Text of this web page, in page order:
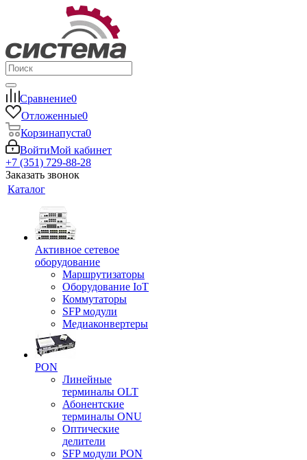
Сравнение0
Отложенные0
Корзинапуста0
ВойтиМой кабинет
+7 (351) 729-88-28
Заказать звонок
Каталог
Активное сетевое
оборудование
Маршрутизаторы
Оборудование IoT
Коммутаторы
SFP модули
Медиаконвертеры
PON
Линейные
терминалы OLT
Абонентские
терминалы ONU
Оптические
делители
SFP модули PON